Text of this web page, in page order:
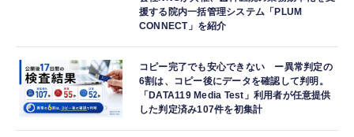
援する院内一括管理システム「PLUM
CONNECT」を紹介
コピー完了でも安心できない ー異常判定の
6割は、コピー後にデータを確認して判明。
「DATA119 Media Test」利用者が任意提供
した判定済み107件を初集計